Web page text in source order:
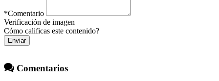
*Comentario
Verificación de imagen
Cómo calificas este contenido?
Enviar
Comentarios